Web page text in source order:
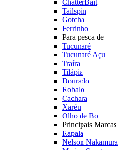
ChatterBait
Tailspin
Gotcha
Ferrinho
Para pesca de
Tucunaré
Tucunaré Açu
Traíra
Tilápia
Dourado
Robalo
Cachara
Xaréu
Olho de Boi
Principais Marcas
Rapala
Nelson Nakamura